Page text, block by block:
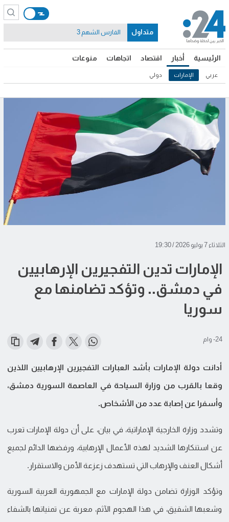
الرئيسية أخبار
عربي الإمارات دولي
اقتصاد اتجاهات منوعات
متداول الفارس الشهم 3
الثلاثاء 7 يوليو 2026 / 19:30
الإمارات تدين التفجيرين الإرهابيين
في دمشق.. وتؤكد تضامنها مع
سوريا
24- وام
أدانت دولة الإمارات بأشد العبارات التفجيرين الإرهابيين اللذين
وقعا بالقرب من وزارة السياحة في العاصمة السورية دمشق،
وأسفرا عن إصابة عدد من الأشخاص.
وتشدد وزارة الخارجية الإماراتية، في بيان، على أن دولة الإمارات تعرب
عن استنكارها الشديد لهذه الأعمال الإرهابية، ورفضها الدائم لجميع
أشكال العنف والإرهاب التي تستهدف زعزعة الأمن والاستقرار.
وتؤكد الوزارة تضامن دولة الإمارات مع الجمهورية العربية السورية
وشعبها الشقيق، في هذا الهجوم الآثم، معربة عن تمنياتها بالشفاء